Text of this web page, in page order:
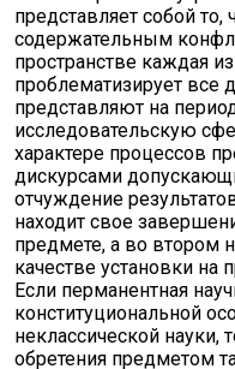
представляет собой
содержательным
пространстве каждая
проблематизирует все
представляют на
исследовательскую
характере процессов
дискурсами
отчуждение
находит свое
предмете, а во втором
качестве установки на
Если перманентная
конституциональной
неклассической науки,
обретения предметом